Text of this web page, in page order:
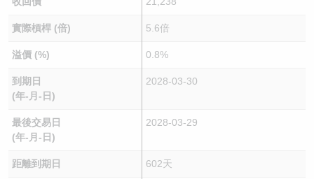
實際槓桿 (倍) 5.6倍
溢價 (%) 0.8%
到期日
(年-月-日)
2028-03-30
最後交易日
(年-月-日)
2028-03-29
距離到期日 602天